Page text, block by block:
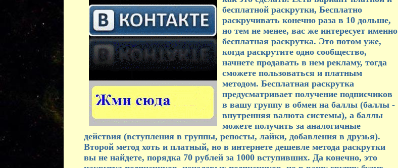
бесплатной раскрутки, Бесплатно
раскручивать конечно раза в 10 дольше,
но тем не менее, вас же интересует именно
бесплатная раскрутка. Это потом уже,
когда раскрутите одно сообщество,
начнете продавать в нем рекламу, тогда
сможете пользоваться и платным
методом. Бесплатная раскрутка
предусматривает получение подписчиков
в вашу группу в обмен на баллы (баллы -
внутренняя валюта системы), а баллы
можете получить за аналогичные
действия (вступления в группы, репосты, лайки, добавления в друзья).
Второй метод хоть и платный, но в интернете дешевле метода раскрутки
вы не найдете, порядка 70 рублей за 1000 вступивших. Да конечно, это